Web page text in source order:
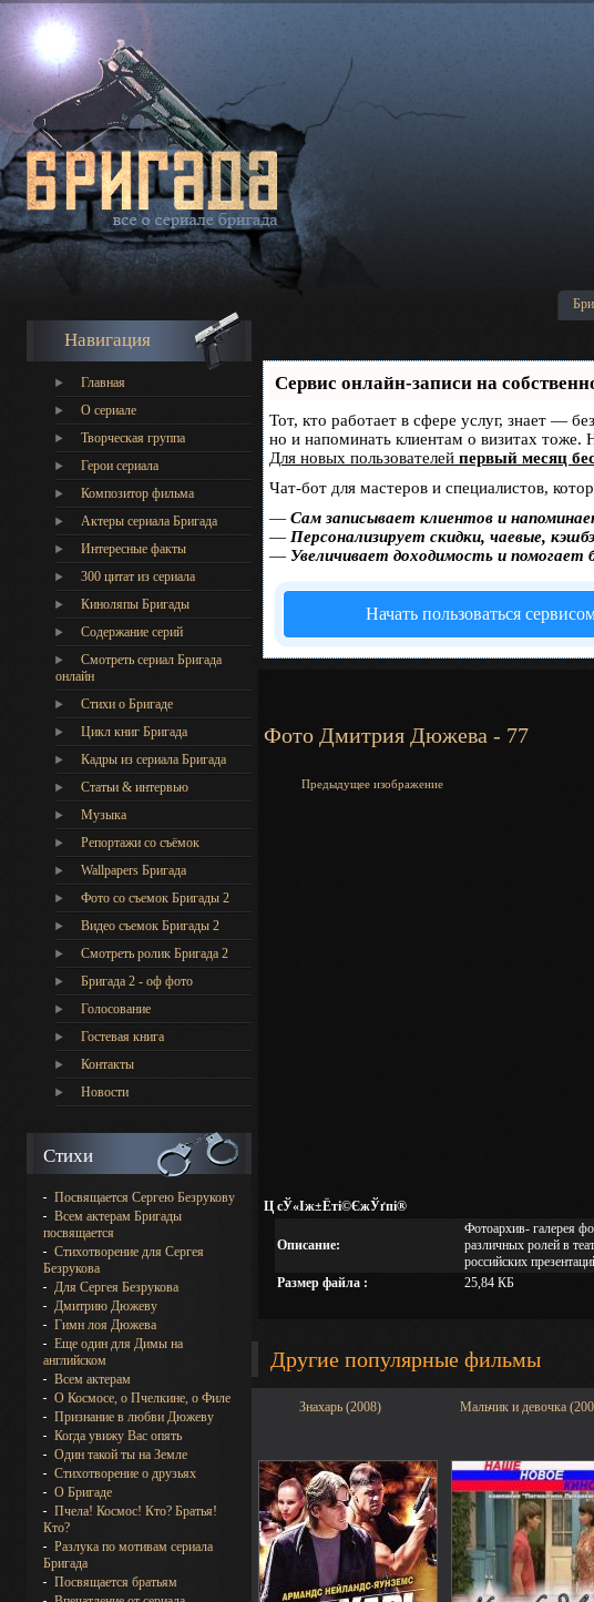
Навигация
Главная
О сериале
Творческая группа
Герои сериала
Композитор фильма
Актеры сериала Бригада
Интересные факты
300 цитат из сериала
Киноляпы Бригады
Содержание серий
Смотреть сериал Бригада
онлайн
Стихи о Бригаде
Цикл книг Бригада
Кадры из сериала Бригада
Статьи & интервью
Музыка
Репортажи со съёмок
Wallpapers Бригада
Фото со съемок Бригады 2
Видео съемок Бригады 2
Cмотреть ролик Бригада 2
Бригада 2 - оф фото
Голосование
Гостевая книга
Контакты
Новости
Стихи
Посвящается Сергею Безрукову
Всем актерам Бригады
посвящается
Стихотворение для Сергея
Безрукова
Для Сергея Безрукова
Дмитрию Дюжеву
Гимн лоя Дюжева
Еще один для Димы на
английском
Всем актерам
О Космосе, о Пчелкине, о Филе
Признание в любви Дюжеву
Когда увижу Вас опять
Один такой ты на Земле
Стихотворение о друзьях
О Бригаде
Пчела! Космос! Кто? Братья!
Кто?
Разлука по мотивам сериала
Бригада
Посвящается братьям
Сервис онлайн-записи на
Тот, кто работает в сфере услуг, знает —
но и напоминать клиентам о визитах
Для новых пользователей первый месяц
Чат-бот для мастеров и специалистов,
— Сам записывает клиентов и
— Персонализирует скидки, чаевые,
— Увеличивает доходимость и
Начать пользоваться
Фото Дмитрия Дюжева - 77
Предыдущее изображение
Ц сЎ«Іж±Ёті©ЄжЎґпі®
Описание:
Фотоархив- галерея
различных ролей в
российских
Размер файла :
25,84 КБ
Другие популярные фильмы
Знахарь (2008) Мальчик и девочка